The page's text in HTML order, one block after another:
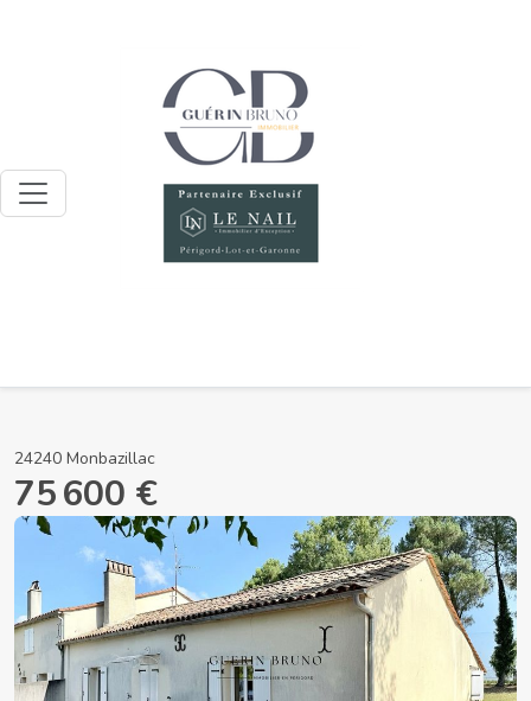
24240 Monbazillac
75 600 €